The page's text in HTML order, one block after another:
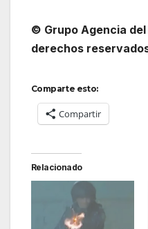
© Grupo Agencia del
derechos
Comparte esto:
Compartir
Relacionado